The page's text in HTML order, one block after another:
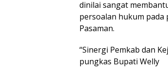
dinilai sangat
persoalan hukum pada
Pasaman.
“Sinergi Pemkab dan
pungkas Bupati Welly